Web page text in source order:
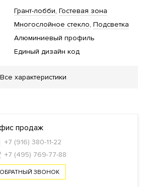
Грант-лобби Гостевая зона
Многослойное стекло Подсветка
Алюминиевый профиль
Единый дизайн код
в доме
комната
Фитнес
Библиотека
парк 85 этаж
Все характеристики
продаж
+7 (916) 380-11-22
+7 (495) 769-77-88
ОБРАТНЫЙ ЗВОНОК